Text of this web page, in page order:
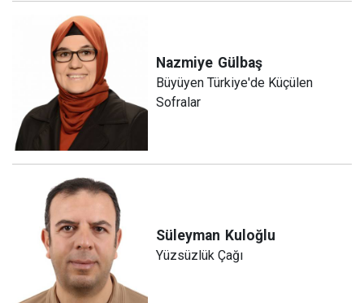
Nazmiye Gülbaş
Büyüyen Türkiye'de Küçülen
Sofralar
Süleyman Kuloğlu
Yüzsüzlük Çağı